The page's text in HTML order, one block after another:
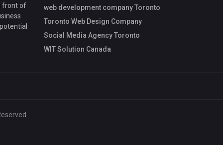
front of
web development company Toronto
Toronto Web Design Company
Social Media Agency Toronto
WIT Solution Canada